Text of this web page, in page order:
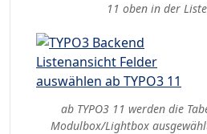
11 oben in der
ab TYPO3 11 werden die
Modulbox/Lightbox